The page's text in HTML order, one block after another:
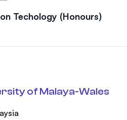
Techology (Honours)
of Malaya-Wales